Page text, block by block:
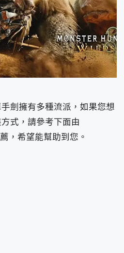
劍擁有多種流派，如果您想
式，請參考下面由
，希望能幫助到您。